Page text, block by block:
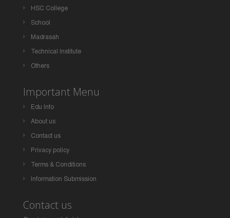
HSC College
School
Madrasah
Technical Institute
Others
Important Menu
Edu Info
About us
Contact us
Privacy policy
Terms & Conditions
Information Submission
Contact us